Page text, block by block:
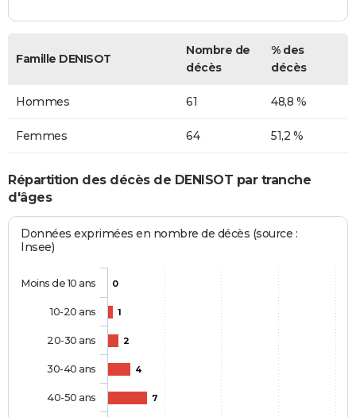
Famille DENISOT
Nombre de
décès
% des
décès
Hommes 61 48,8 %
Femmes 64 51,2 %
Répartition des décès de DENISOT par tranche
d'âges
Données exprimées en nombre de décès (source :
Insee)
0
1
2
4
7
Moins de 10 ans
10-20 ans
20-30 ans
30-40 ans
40-50 ans